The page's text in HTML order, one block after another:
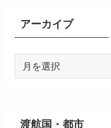
アーカイブ
ー
ブ
渡航国・都市